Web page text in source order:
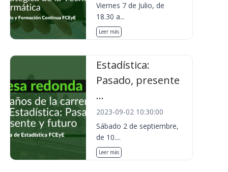
Viernes 7 de Julio, de
18.30 a...
Leer más
Estadística:
Pasado, presente
...
2023-09-02 10:30:00
Sábado 2 de septiembre,
de 10....
Leer más